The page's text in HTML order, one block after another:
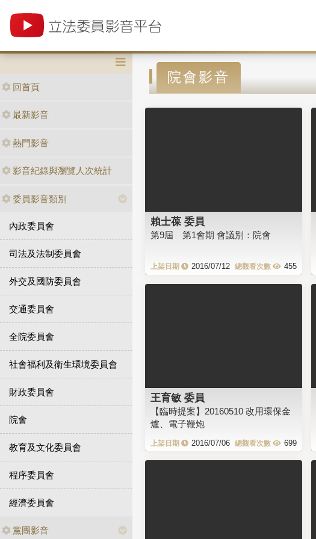
回首頁
最新影音
熱門影音
影音紀錄與瀏覽人次統計
委員影音類別
內政委員會
司法及法制委員會
外交及國防委員會
交通委員會
全院委員會
社會福利及衛生環境委員會
財政委員會
院會
教育及文化委員會
程序委員會
經濟委員會
黨團影音
院會影音
賴士葆 委員
第9屆 第1會期 會議別：院會
2016/07/12 455
王育敏 委員
【臨時提案】20160510 改用環保金
爐、電子鞭炮
2016/07/06 699